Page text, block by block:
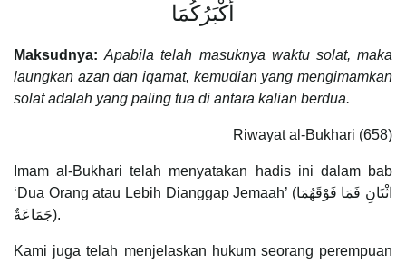
أَكْبَرُكُمَا
Maksudnya:Apabila telah masuknya waktu solat, maka
laungkan azan dan iqamat, kemudian yang mengimamkan
solat adalah yang paling tua di antara kalian berdua.
Riwayat al-Bukhari (658)
Imam al-Bukhari telah menyatakan hadis ini dalam bab
‘Dua Orang atau Lebih Dianggap Jemaah’ (اثْنَانِ فَمَا فَوْقَهُمَا
جَمَاعَةٌ).
Kami juga telah menjelaskan hukum seorang perempuan